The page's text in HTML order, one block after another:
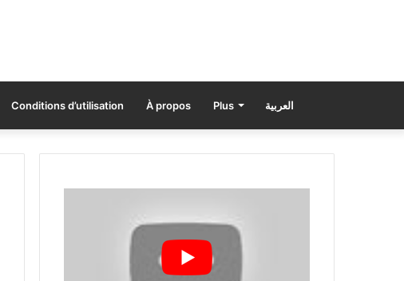
Conditions d’utilisation À propos Plus العربية